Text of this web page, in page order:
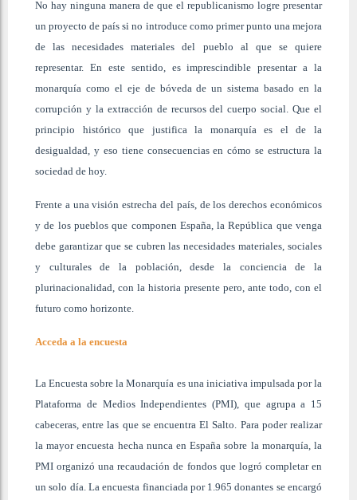
No hay ninguna manera de que el republicanismo logre presentar
un proyecto de país si no introduce como primer punto una mejora
de las necesidades materiales del pueblo al que se quiere
representar. En este sentido, es imprescindible presentar a la
monarquía como el eje de bóveda de un sistema basado en la
corrupción y la extracción de recursos del cuerpo social. Que el
principio histórico que justifica la monarquía es el de la
desigualdad, y eso tiene consecuencias en cómo se estructura la
sociedad de hoy.
Frente a una visión estrecha del país, de los derechos económicos
y de los pueblos que componen España, la República que venga
debe garantizar que se cubren las necesidades materiales, sociales
y culturales de la población, desde la conciencia de la
plurinacionalidad, con la historia presente pero, ante todo, con el
futuro como horizonte.
Acceda a la encuesta
La Encuesta sobre la Monarquía es una iniciativa impulsada por la
Plataforma de Medios Independientes (PMI), que agrupa a 15
cabeceras, entre las que se encuentra El Salto. Para poder realizar
la mayor encuesta hecha nunca en España sobre la monarquía, la
PMI organizó una recaudación de fondos que logró completar en
un solo día. La encuesta financiada por 1.965 donantes se encargó